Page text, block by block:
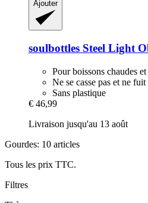
Ajouter
soulbottles Steel Light
Pour boissons chaudes
Ne se casse pas et ne fuit
Sans plastique
€ 46,99
Livraison jusqu'au 13 août
Gourdes: 10 articles
Tous les prix TTC.
Filtres